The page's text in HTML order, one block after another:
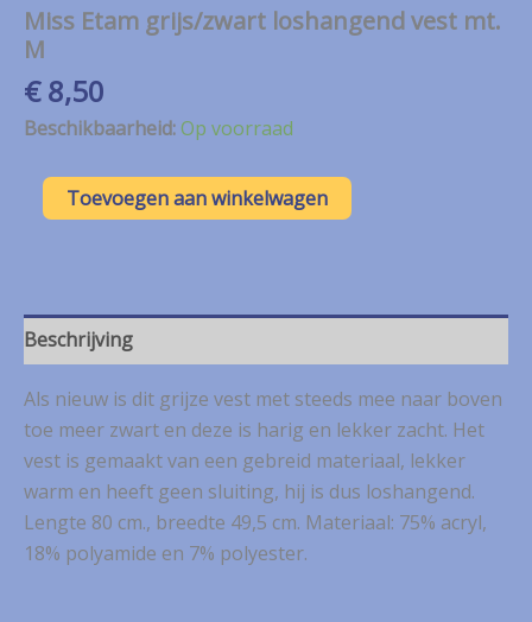
Miss Etam grijs/zwart loshangend vest mt.
M
€8,50
Beschikbaarheid:Op voorraad
Miss
Etam
M
aantal
Toevoegen aan winkelwagen
Beschrijving
Als nieuw is dit grijze vest met steeds mee naar boven
toe meer zwart en deze is harig en lekker zacht. Het
vest is gemaakt van een gebreid materiaal, lekker
warm en heeft geen sluiting, hij is dus loshangend.
Lengte 80 cm., breedte 49,5 cm. Materiaal: 75% acryl,
18% polyamide en 7% polyester.